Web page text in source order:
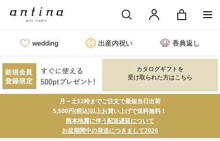
wedding 出産内祝い 香典返し
カタログギフトを
受け取られた方はこちら
月～土12時までご注文で最短当日出荷
5,500円(税込)以上お買い上げで送料無料！
熊本地震に伴う配送遅延について
お盆期間中の発送につきまして2026